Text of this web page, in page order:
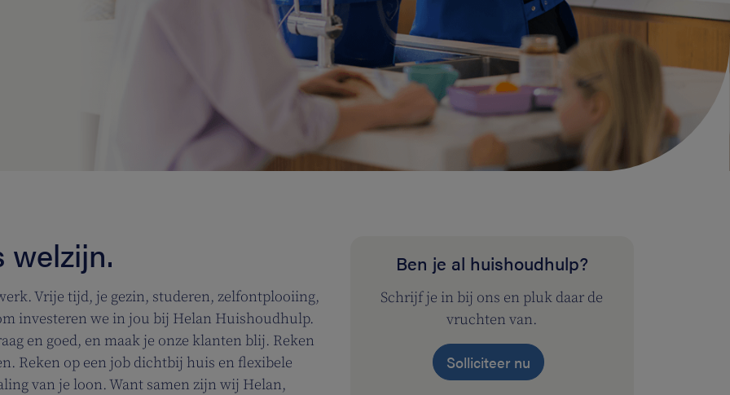
welzijn.
Vrije tijd, je gezin, studeren, zelfontplooiing,
investeren we in jou bij Helan Huishoudhulp.
en goed, en maak je onze klanten blij. Reken
Reken op een job dichtbij huis en flexibele
van je loon. Want samen zijn wij Helan,
Ben je al huishoudhulp?
Schrijf je in bij ons en pluk daar de
vruchten van.
Solliciteer nu